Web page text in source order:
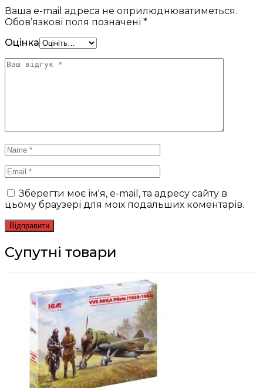
Ваша e-mail адреса не оприлюднюватиметься.
Обов’язкові поля позначені *
Оцінка
Зберегти моє ім'я, e-mail, та адресу сайту в
цьому браузері для моїх подальших коментарів.
Супутні товари